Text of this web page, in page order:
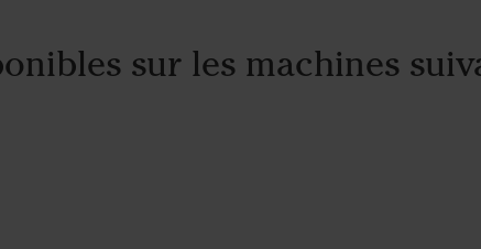
sur les machines